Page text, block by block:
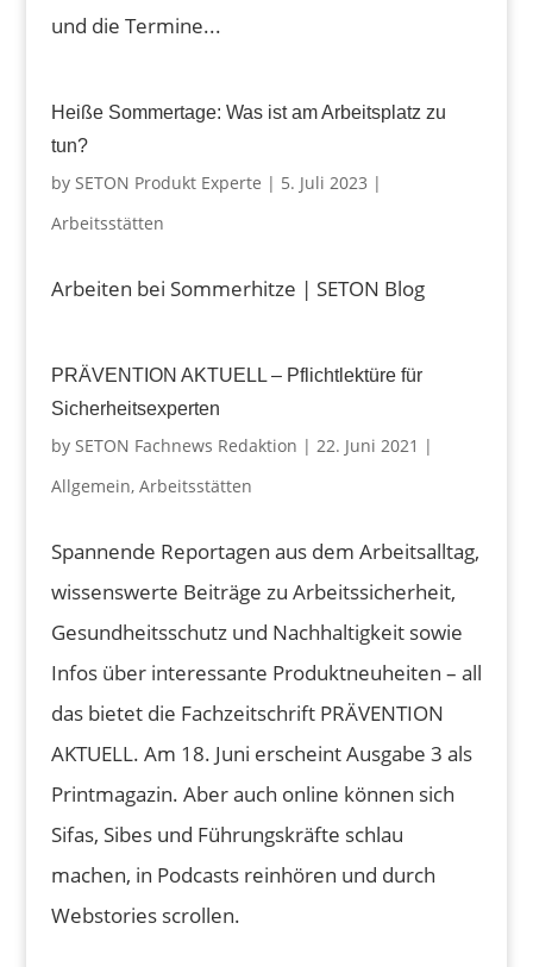
und die Termine...
Heiße Sommertage: Was ist am Arbeitsplatz zu
tun?
by SETON Produkt Experte | 5. Juli 2023 |
Arbeitsstätten
Arbeiten bei Sommerhitze | SETON Blog
PRÄVENTION AKTUELL – Pflichtlektüre für
Sicherheitsexperten
by SETON Fachnews Redaktion | 22. Juni 2021 |
Allgemein, Arbeitsstätten
Spannende Reportagen aus dem Arbeitsalltag,
wissenswerte Beiträge zu Arbeitssicherheit,
Gesundheitsschutz und Nachhaltigkeit sowie
Infos über interessante Produktneuheiten – all
das bietet die Fachzeitschrift PRÄVENTION
AKTUELL. Am 18. Juni erscheint Ausgabe 3 als
Printmagazin. Aber auch online können sich
Sifas, Sibes und Führungskräfte schlau
machen, in Podcasts reinhören und durch
Webstories scrollen.